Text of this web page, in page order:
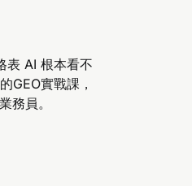
表 AI 根本看不
GEO實戰課，
務員。